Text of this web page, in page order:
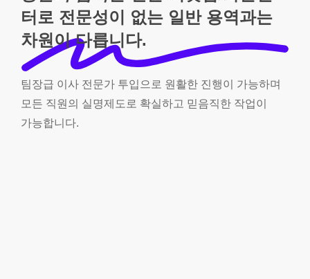
터로 전문성이 없는 일반 용역과는
차원이 다릅니다.
팀장급 이사 전문가 투입으로 원활한 진행이
가능하며
모든 직원의 실명제도로 확실하고 믿음직한 작업이
가능합니다.